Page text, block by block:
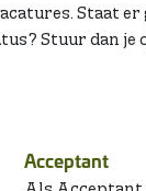
Staat
Stuur dan je
Acceptant